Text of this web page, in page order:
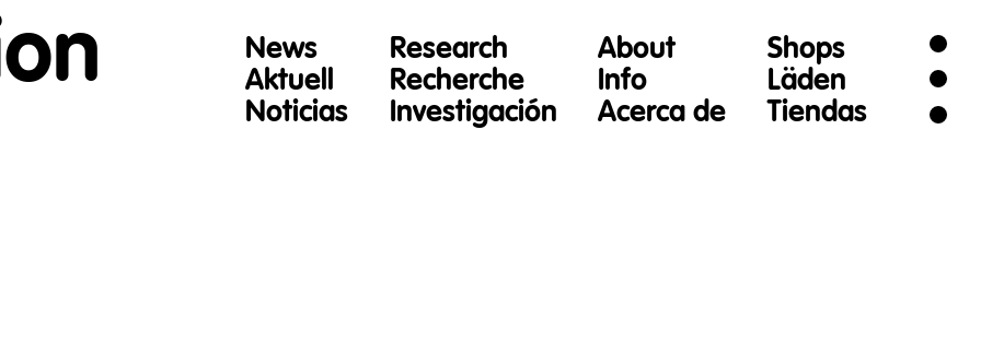
News
Aktuell
Noticias
Research
Recherche
Investigación
About
Info
Acerca de
Shops
Läden
Tiendas